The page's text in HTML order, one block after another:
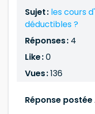
Sujet : les cours
déductibles ?
Réponses : 4
Like :0
Vues :136
Réponse postée